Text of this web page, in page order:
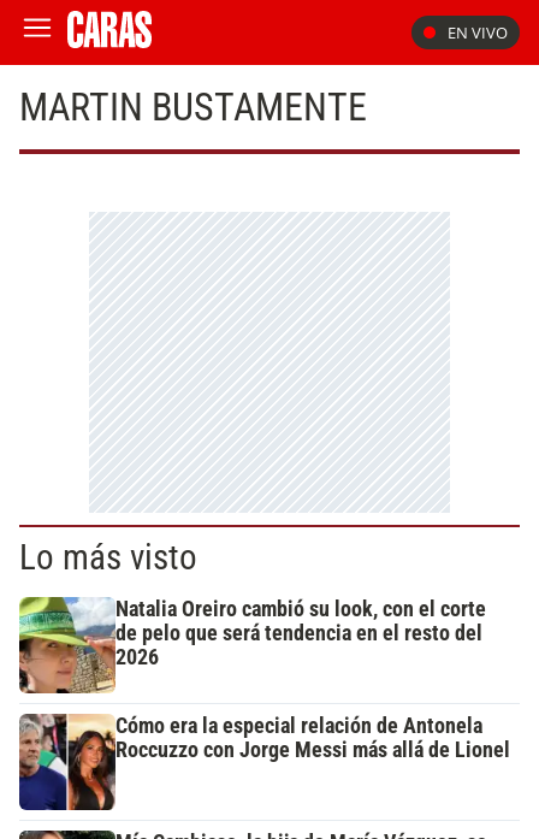
EN VIVO
MARTIN BUSTAMENTE
Lo más visto
Natalia Oreiro cambió su look, con el corte
de pelo que será tendencia en el resto del
2026
Cómo era la especial relación de Antonela
Roccuzzo con Jorge Messi más allá de Lionel